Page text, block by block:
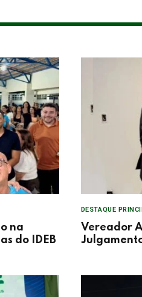
na
do IDEB
DESTAQUE
Vereador